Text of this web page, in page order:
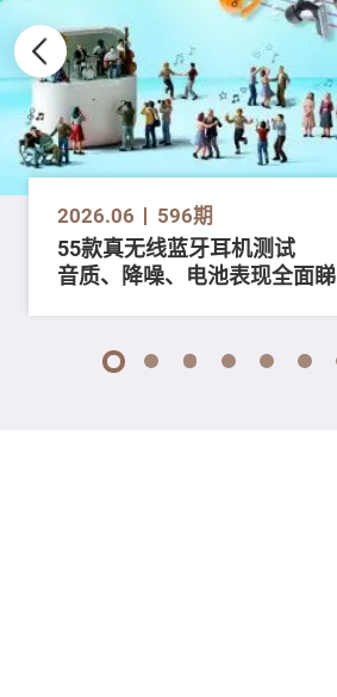
2026.06 596期
55款真无线蓝牙耳机测试
音质、降噪、电池表现全面睇
1 2 3 4 5 6